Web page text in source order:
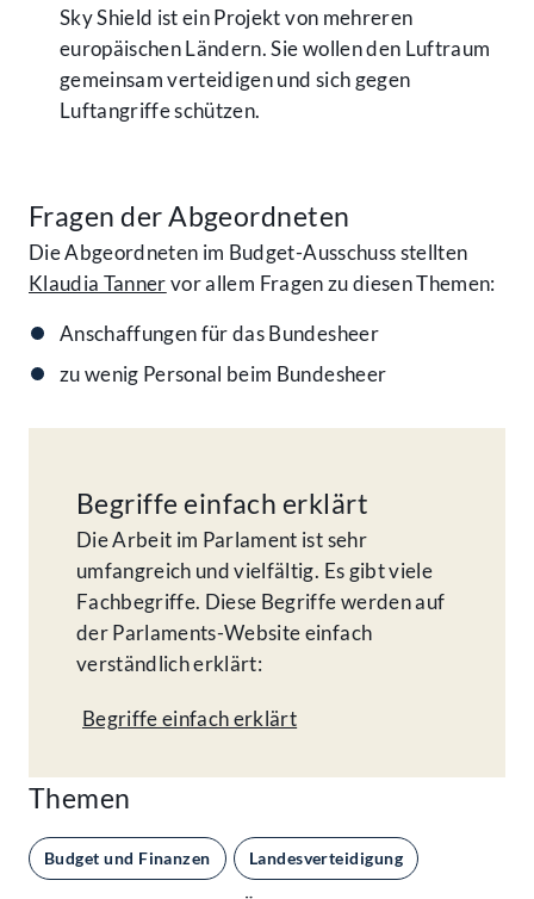
Sky Shield ist ein Projekt von mehreren
europäischen Ländern. Sie wollen den Luftraum
gemeinsam verteidigen und sich gegen
Luftangriffe schützen.
Fragen der Abgeordneten
Die Abgeordneten im Budget-Ausschuss stellten
Klaudia Tannervor allem Fragen zu diesen Themen:
Anschaffungen für das Bundesheer
zu wenig Personal beim Bundesheer
Begriffe einfach erklärt
Die Arbeit im Parlament ist sehr
umfangreich und vielfältig. Es gibt viele
Fachbegriffe. Diese Begriffe werden auf
der Parlaments-Website einfach
verständlich erklärt:
Begriffe einfach erklärt
Themen
Budget und Finanzen Landesverteidigung